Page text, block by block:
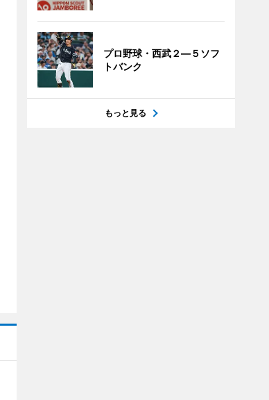
プロ野球・西武２―５ソフ
トバンク
もっと見る